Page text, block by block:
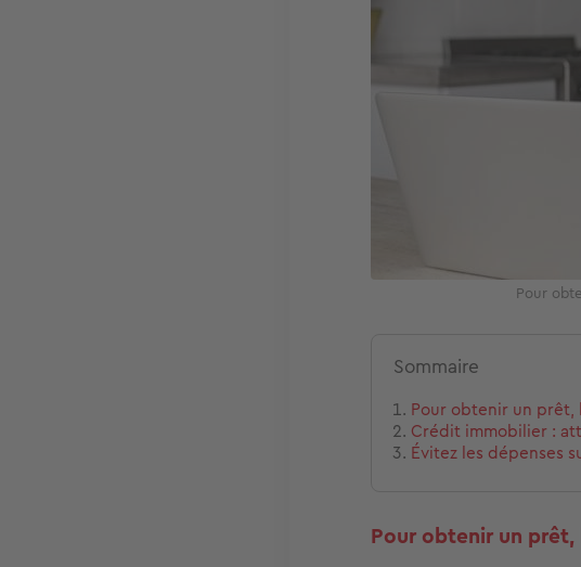
Pour
Sommaire
Pour obtenir un prêt,
Crédit immobilier :
Évitez les dépenses
Pour obtenir un